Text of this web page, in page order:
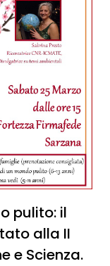
pulito: il
alla II
e Scienza.